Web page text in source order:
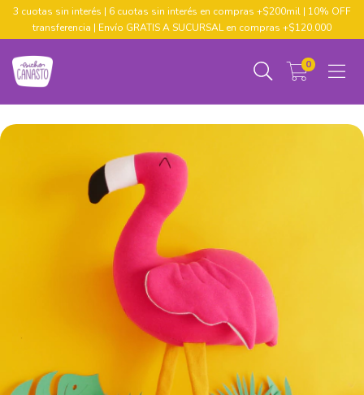
3 cuotas sin interés | 6 cuotas sin interés en compras +$200mil | 10% OFF
transferencia | Envío GRATIS A SUCURSAL en compras +$120.000
0